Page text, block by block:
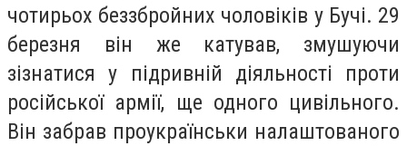
чотирьох беззбройних чоловіків у Бучі. 29
березня він же катував, змушуючи
зізнатися у підривній діяльності проти
російської армії, ще одного цивільного.
Він забрав проукраїнськи налаштованого